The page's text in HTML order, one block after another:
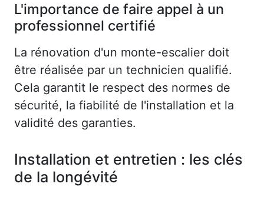
L'importance de faire appel à un
professionnel certifié
La rénovation d'un monte-escalier doit
être réalisée par un technicien qualifié.
Cela garantit le respect des normes de
sécurité, la fiabilité de l'installation et la
validité des garanties.
Installation et entretien : les clés
de la longévité